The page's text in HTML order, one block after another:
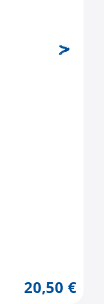
20,50 €